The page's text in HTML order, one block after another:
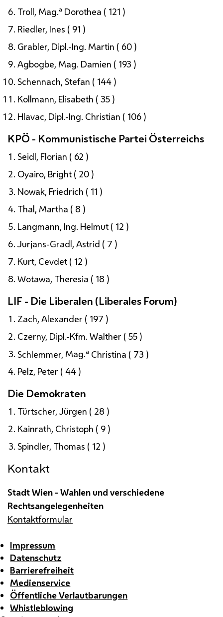
Troll, Mag.a Dorothea ( 121 )
Riedler, Ines ( 91 )
Grabler, Dipl.-Ing. Martin ( 60 )
Agbogbe, Mag. Damien ( 193 )
Schennach, Stefan ( 144 )
Kollmann, Elisabeth ( 35 )
Hlavac, Dipl.-Ing. Christian ( 106 )
KPÖ - Kommunistische Partei Österreichs
Seidl, Florian ( 62 )
Oyairo, Bright ( 20 )
Nowak, Friedrich ( 11 )
Thal, Martha ( 8 )
Langmann, Ing. Helmut ( 12 )
Jurjans-Gradl, Astrid ( 7 )
Kurt, Cevdet ( 12 )
Wotawa, Theresia ( 18 )
LIF - Die Liberalen (Liberales Forum)
Zach, Alexander ( 197 )
Czerny, Dipl.-Kfm. Walther ( 55 )
Schlemmer, Mag.a Christina ( 73 )
Pelz, Peter ( 44 )
Die Demokraten
Türtscher, Jürgen ( 28 )
Kainrath, Christoph ( 9 )
Spindler, Thomas ( 12 )
Kontakt
Stadt Wien - Wahlen und verschiedene
Rechtsangelegenheiten
Kontaktformular
Impressum
Datenschutz
Barrierefreiheit
Medienservice
Öffentliche Verlautbarungen
Whistleblowing